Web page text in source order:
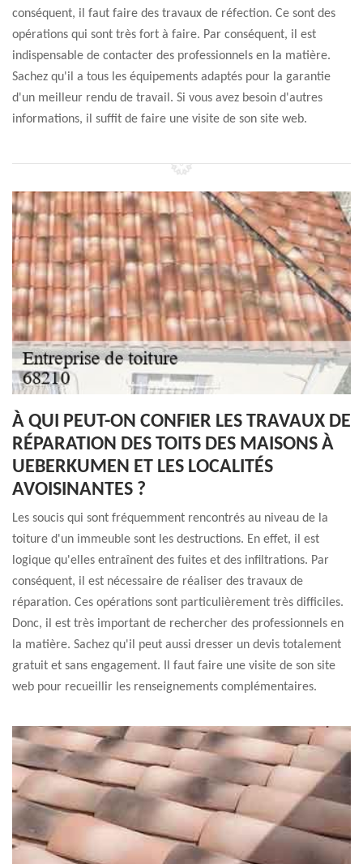
conséquent, il faut faire des travaux de réfection. Ce sont des
opérations qui sont très fort à faire. Par conséquent, il est
indispensable de contacter des professionnels en la matière.
Sachez qu'il a tous les équipements adaptés pour la garantie
d'un meilleur rendu de travail. Si vous avez besoin d'autres
informations, il suffit de faire une visite de son site web.
À QUI PEUT-ON CONFIER LES TRAVAUX DE
RÉPARATION DES TOITS DES MAISONS À
UEBERKUMEN ET LES LOCALITÉS
AVOISINANTES ?
Les soucis qui sont fréquemment rencontrés au niveau de la
toiture d'un immeuble sont les destructions. En effet, il est
logique qu'elles entraînent des fuites et des infiltrations. Par
conséquent, il est nécessaire de réaliser des travaux de
réparation. Ces opérations sont particulièrement très difficiles.
Donc, il est très important de rechercher des professionnels en
la matière. Sachez qu'il peut aussi dresser un devis totalement
gratuit et sans engagement. Il faut faire une visite de son site
web pour recueillir les renseignements complémentaires.